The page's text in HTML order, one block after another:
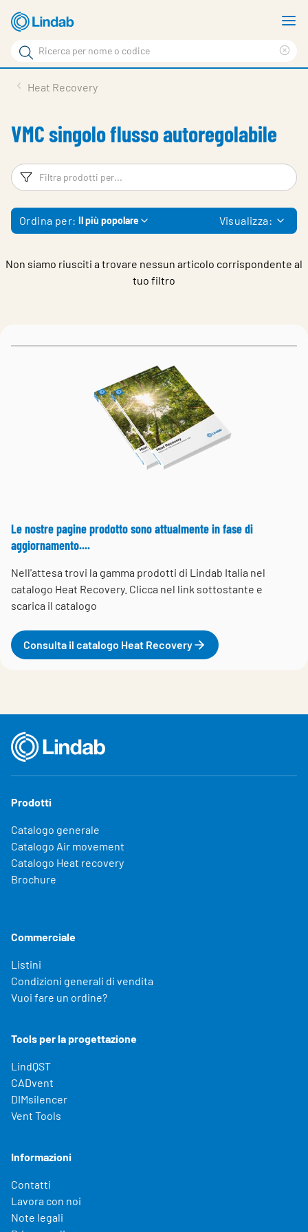
Vai
contenuto
principale
Cerca
Cerca
Soluzioni
Downloads
Strumenti
Contatti
Heat Recovery
VMC singolo flusso autoregolabile
Filtri
Ordina per: Il più popolare Visualizza:
Non siamo riusciti a trovare nessun articolo corrispondente al
tuo filtro
Le nostre pagine prodotto sono attualmente in fase di
aggiornamento....
Nell'attesa trovi la gamma prodotti di Lindab Italia nel
catalogo Heat Recovery. Clicca nel link sottostante e
scarica il catalogo
Consulta il catalogo Heat Recovery
Prodotti
Catalogo generale
Catalogo Air movement
Catalogo Heat recovery
Brochure
Commerciale
Listini
Condizioni generali di vendita
Vuoi fare un ordine?
Tools per la progettazione
LindQST
CADvent
DIMsilencer
Vent Tools
Informazioni
Contatti
Lavora con noi
Note legali